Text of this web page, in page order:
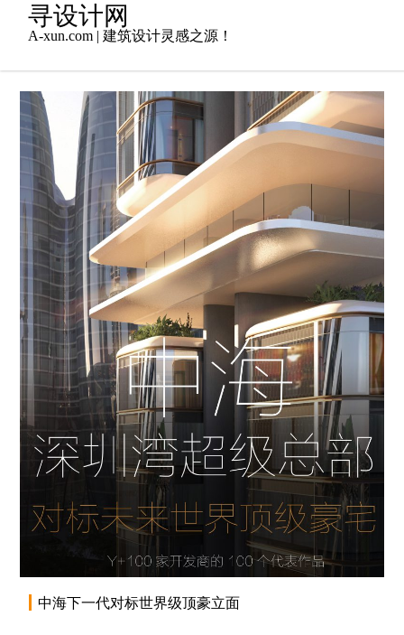
寻设计网
A-xun.com | 建筑设计灵感之源！
2024年4月12日
admin
住宅设计,商业综合体
地产设计
中海下一代对标世界级顶豪立面